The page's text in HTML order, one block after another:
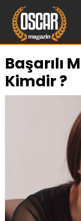
Başarılı
Kimdir ?